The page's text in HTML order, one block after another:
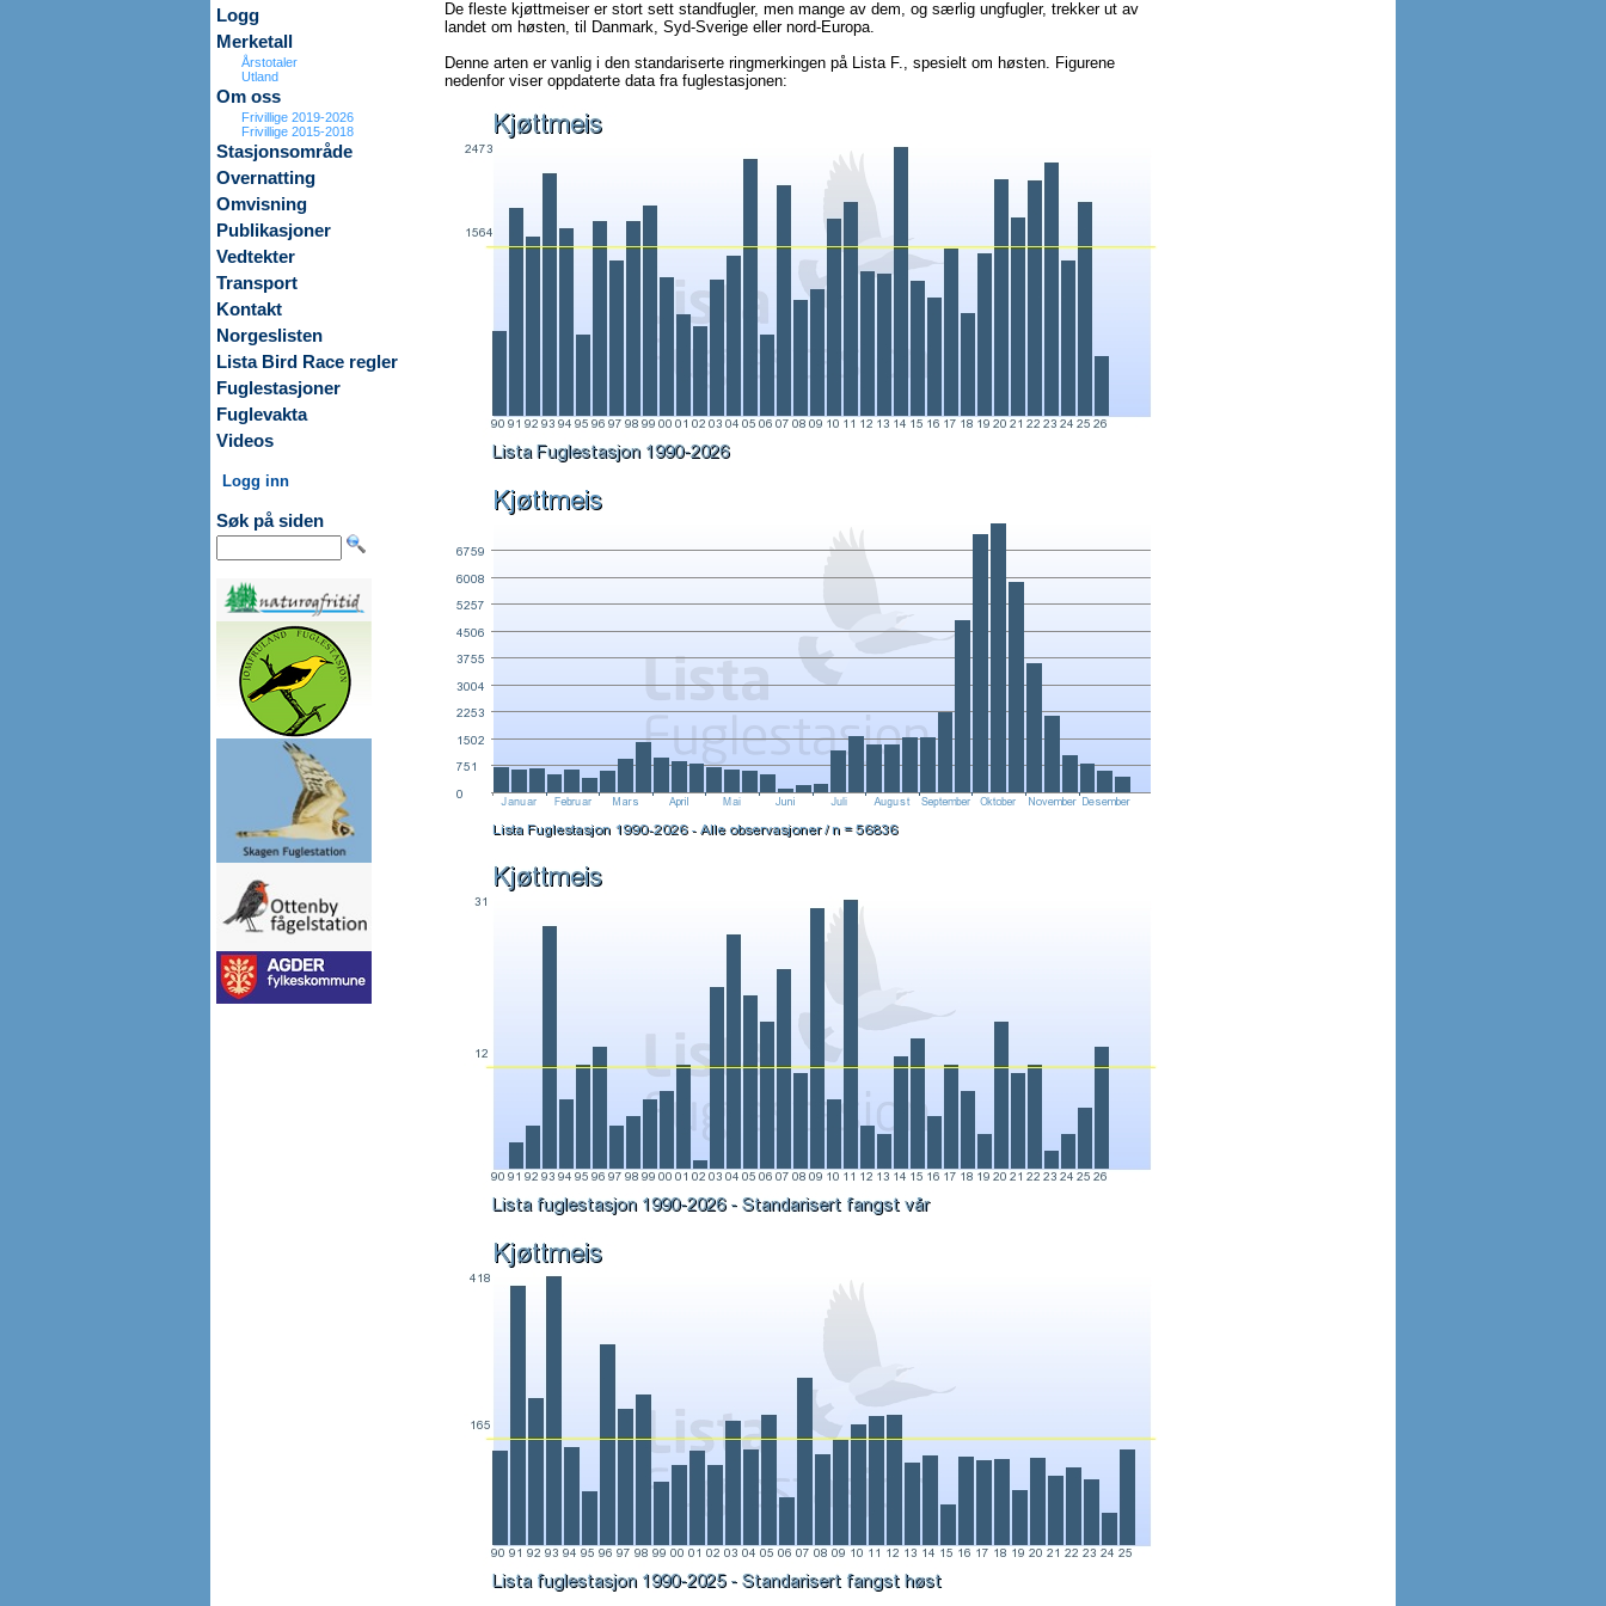
Logg
Merketall
Årstotaler
Utland
Om oss
Frivillige 2019-2026
Frivillige 2015-2018
Stasjonsområde
Overnatting
Omvisning
Publikasjoner
Vedtekter
Transport
Kontakt
Norgeslisten
Lista Bird Race regler
Fuglestasjoner
Fuglevakta
Videos
Logg inn
Søk på siden
De fleste kjøttmeiser er stort sett standfugler, men mange av dem, og særlig ungfugler, trekker ut av
landet om høsten, til Danmark, Syd-Sverige eller nord-Europa.
Denne arten er vanlig i den standariserte ringmerkingen på Lista F., spesielt om høsten. Figurene
nedenfor viser oppdaterte data fra fuglestasjonen: